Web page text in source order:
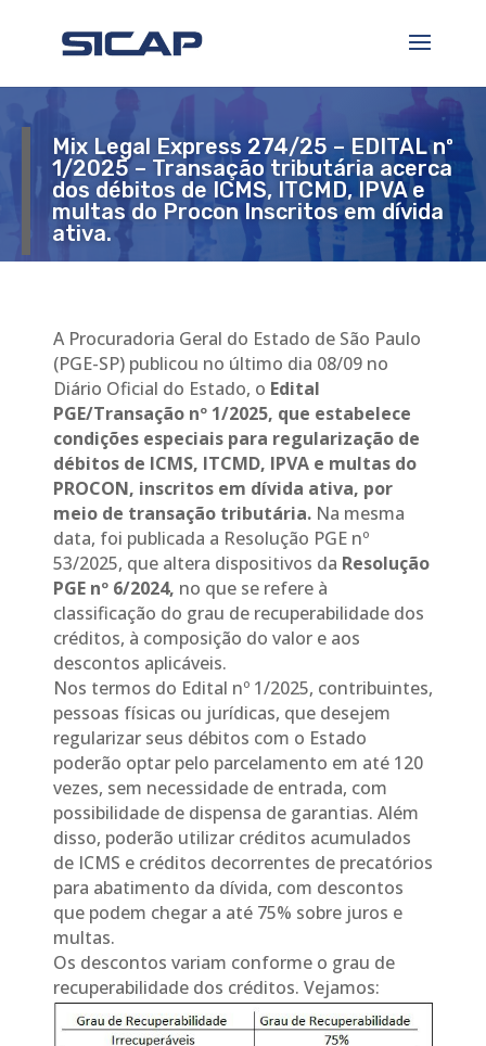
Mix Legal Express 274/25 – EDITAL nº
1/2025 – Transação tributária acerca
dos débitos de ICMS, ITCMD, IPVA e
multas do Procon Inscritos em dívida
ativa.
A Procuradoria Geral do Estado de São Paulo
(PGE-SP) publicou no último dia 08/09 no
Diário Oficial do Estado, o Edital
PGE/Transação nº 1/2025, que estabelece
condições especiais para regularização de
débitos de ICMS, ITCMD, IPVA e multas do
PROCON, inscritos em dívida ativa, por
meio de transação tributária.Na mesma
data, foi publicada a Resolução PGE nº
53/2025, que altera dispositivos da Resolução
PGE nº 6/2024, no que se refere à
classificação do grau de recuperabilidade dos
créditos, à composição do valor e aos
descontos aplicáveis.
Nos termos do Edital nº 1/2025, contribuintes,
pessoas físicas ou jurídicas, que desejem
regularizar seus débitos com o Estado
poderão optar pelo parcelamento em até 120
vezes, sem necessidade de entrada, com
possibilidade de dispensa de garantias. Além
disso, poderão utilizar créditos acumulados
de ICMS e créditos decorrentes de precatórios
para abatimento da dívida, com descontos
que podem chegar a até 75% sobre juros e
multas.
Os descontos variam conforme o grau de
recuperabilidade dos créditos. Vejamos: